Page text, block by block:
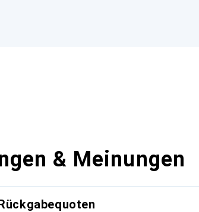
& Meinungen